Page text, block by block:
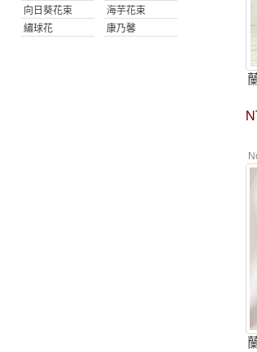
向日葵花束
海芋花束
繡球花
康乃馨